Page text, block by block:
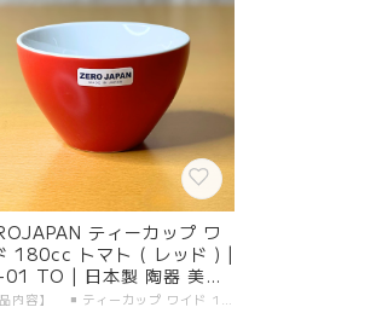
ティーカップ ワ
180cc トマト ( レッド ) |
01 TO | 日本製 陶器 美濃
【商品内容】 ◾️ ティーカップ ワイド 180cc 本体 1つ 【製品仕様】 ◾️ サイズ：180cc ◾️ カラー：トマト ( レッド ) ◾️ 素材 ・本体：陶器（美濃焼） ◾️ 食洗機：使用可 【生産地】 ◾️ ZEROJAPAN ティーカップ ワイド 180cc 本体：日本製・岐阜県土岐市 【加工者】 有限会社 ZERO JAPAN 【販売者】 有限会社ガーラジャパン 【お届けについて】 「宅配便（送料無料）」にて、大切にお届けします。 日付指定が可能です。